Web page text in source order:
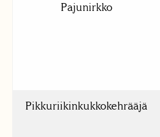
Pajunirkko
Pikkuriikinkukkokehrääjä